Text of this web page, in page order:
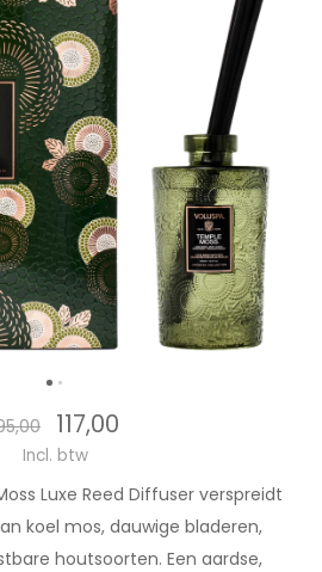
117,00
Incl. btw
Luxe Reed Diffuser verspreidt
koel mos, dauwige bladeren,
houtsoorten. Een aardse,